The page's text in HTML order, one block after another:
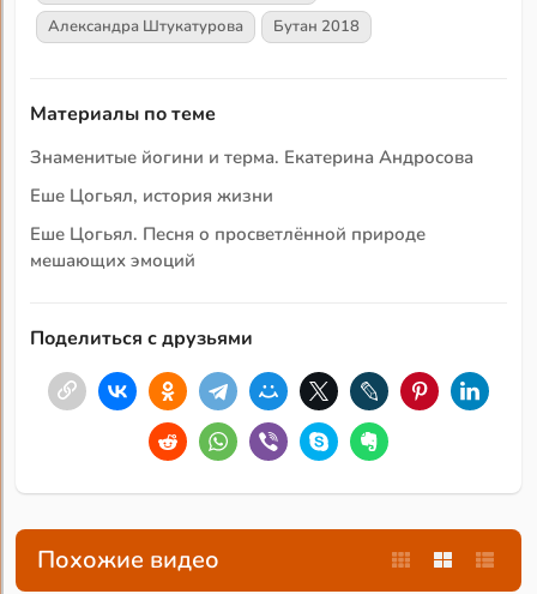
Александра Штукатурова Бутан 2018
Материалы по теме
Знаменитые йогини и терма. Екатерина Андросова
Еше Цогьял, история жизни
Еше Цогьял. Песня о просветлённой природе
мешающих эмоций
Поделиться с друзьями
Похожие видео